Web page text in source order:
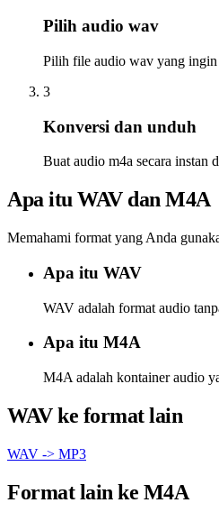
Pilih audio wav
Pilih file audio wav yang
3
Konversi dan unduh
Buat audio m4a secara instan
Apa itu WAV dan M4A
Memahami format yang Anda
Apa itu WAV
WAV adalah format audio
Apa itu M4A
M4A adalah kontainer audio
WAV ke format lain
WAV -> MP3
Format lain ke M4A